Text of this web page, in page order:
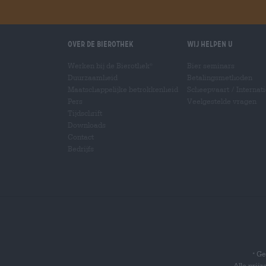
Over de Bierothek Wij helpen u
*